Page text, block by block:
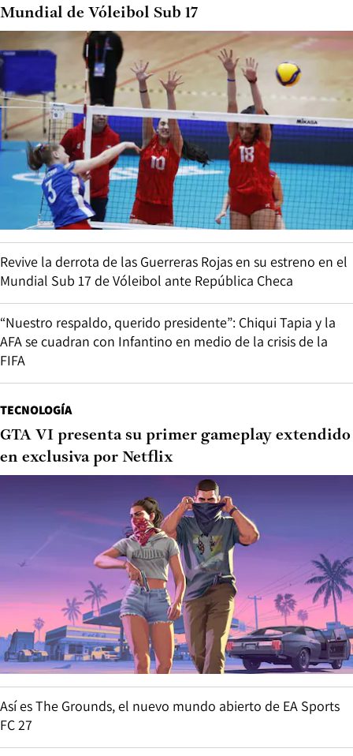
Mundial de Vóleibol Sub 17
Revive la derrota de las Guerreras Rojas en su estreno en el
Mundial Sub 17 de Vóleibol ante República Checa
“Nuestro respaldo, querido presidente”: Chiqui Tapia y la
AFA se cuadran con Infantino en medio de la crisis de la
FIFA
TECNOLOGÍA
GTA VI presenta su primer gameplay extendido
en exclusiva por Netflix
Así es The Grounds, el nuevo mundo abierto de EA Sports
FC 27